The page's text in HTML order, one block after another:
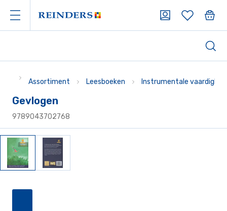
Assortiment Leesboeken Instrumentale
Gevlogen
9789043702768